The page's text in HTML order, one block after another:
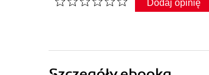
Dodaj opinię